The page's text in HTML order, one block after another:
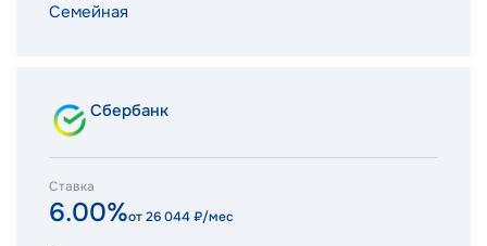
Семейная
Сбербанк
Ставка
6.00%от26 044₽/мес